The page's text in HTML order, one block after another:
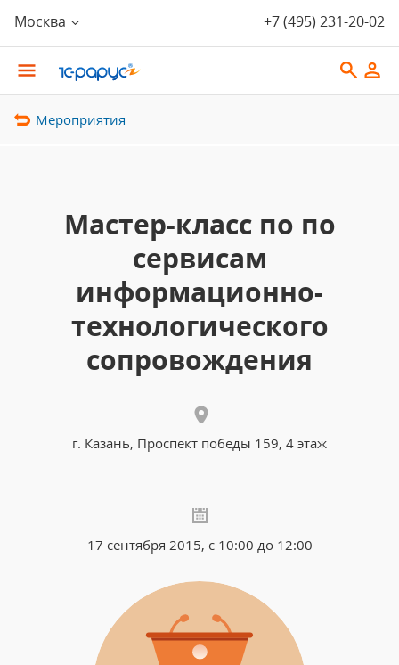
Москва +7 (495) 231-20-02
Мероприятия
Мастер-класс по по
сервисам
информационно-
технологического
сопровождения
г. Казань, Проспект победы 159, 4 этаж
17 сентября 2015, с 10:00 до 12:00